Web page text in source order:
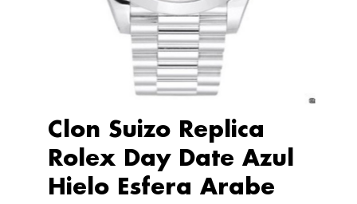
Clon Suizo Replica
Rolex Day Date Azul
Hielo Esfera Arabe